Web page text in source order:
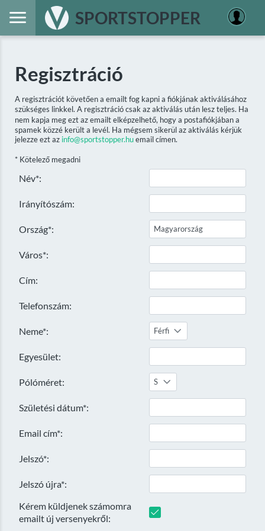
SPORTSTOPPER
Regisztráció
A regisztrációt követően a emailt fog kapni a fiókjának aktiválásához
szükséges linkkel. A regisztráció csak az aktiválás után lesz teljes. Ha
nem kapja meg ezt az emailt elképzelhető, hogy a postafiókjában a
spamek közzé került a levél. Ha mégsem sikerül az aktiválás kérjük
jelezze ezt az info@sportstopper.huemail címen.
* Kötelező megadni
Név*:
Irányítószám:
Ország*:
Város*:
Cím:
Telefonszám:
Neme*: Férfi
Egyesület:
Pólóméret: S
Születési dátum*:
Email cím*:
Jelszó*:
Jelszó újra*:
Kérem küldjenek számomra
emailt új versenyekről: